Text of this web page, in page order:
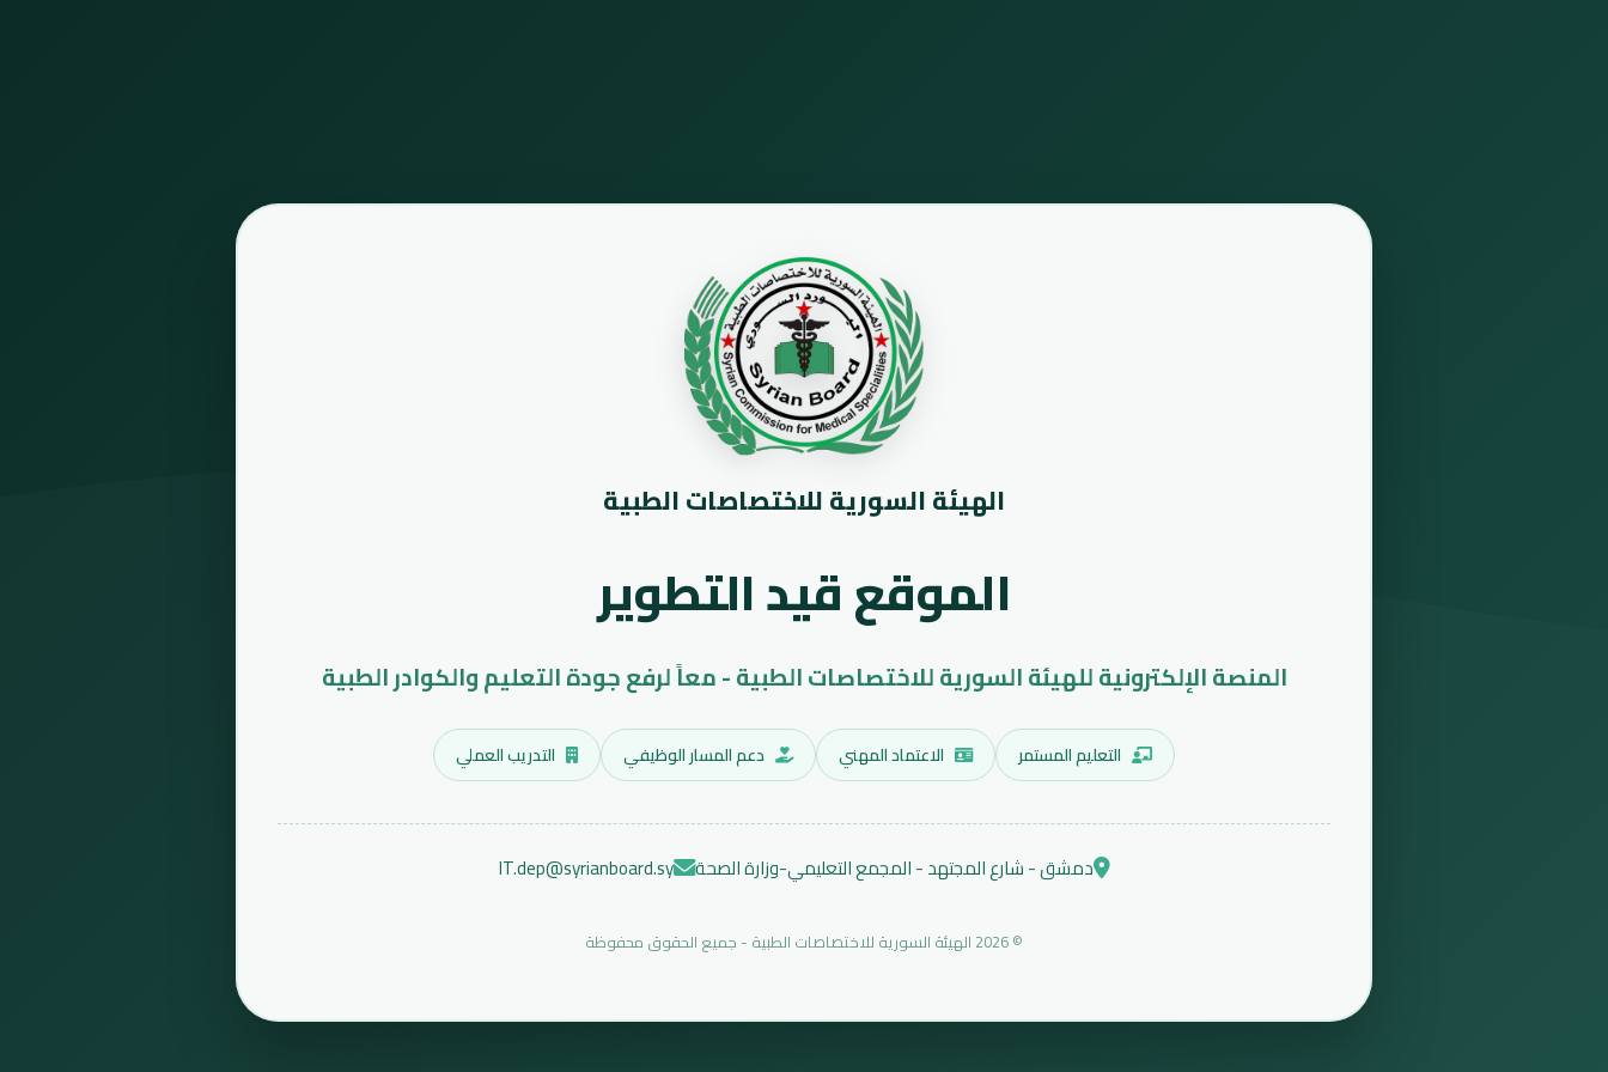
الهيئة السورية للاختصاصات الطبية
الموقع قيد التطوير
المنصة الإلكترونية للهيئة السورية للاختصاصات الطبية - معاً لرفع جودة التعليم والكوادر الطبية
التعليم المستمر الاعتماد المهني دعم المسار الوظيفي التدريب العملي
دمشق - شارع المجتهد - المجمع التعليمي-وزارة الصحة IT.dep@syrianboard.sy
© 2026 الهيئة السورية للاختصاصات الطبية - جميع الحقوق محفوظة